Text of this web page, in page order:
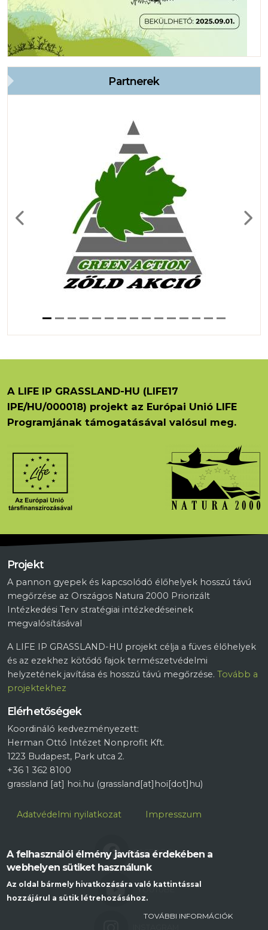
Partnerek
Previous Next
A LIFE IP GRASSLAND-HU (LIFE17
IPE/HU/000018) projekt az Európai Unió LIFE
Programjának támogatásával valósul meg.
Projekt
A pannon gyepek és kapcsolódó élőhelyek hosszú távú
megőrzése az Országos Natura 2000 Priorizált
Intézkedési Terv stratégiai intézkedéseinek
megvalósításával
A LIFE IP GRASSLAND-HU projekt célja a füves élőhelyek
és az ezekhez kötődő fajok természetvédelmi
helyzetének javítása és hosszú távú megőrzése. Tovább a
projektekhez
Elérhetőségek
Koordináló kedvezményezett:
Herman Ottó Intézet Nonprofit Kft.
1223 Budapest, Park utca 2.
+36 1 362 8100
grassland [at] hoi.hu (grassland[at]hoi[dot]hu)
Lábléc
Adatvédelmi nyilatkozat Impresszum
FACEBOOK
YOUTUBE
A felhasználói élmény javítása érdekében a
webhelyen sütiket használunk
Az oldal bármely hivatkozására való kattintással
hozzájárul a sütik létrehozásához.
TOVÁBBI INFORMÁCIÓK